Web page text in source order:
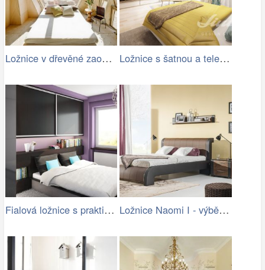
Ložnice v dřevěné zaoblené stavbě Ložnice s šatnou a televizí
Fialová ložnice s praktickou vestavěnou… Ložnice Naomi I - výběr barev